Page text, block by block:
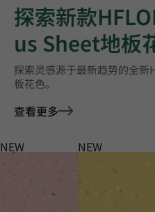
探索新款
us Sheet地板
探索灵感源于最新趋势的全
板花色。
查看更多
NEW NEW